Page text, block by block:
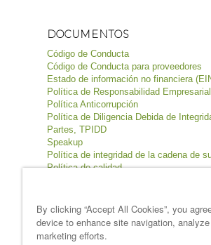
DOCUMENTOS
Código de Conducta
Código de Conducta para proveedores
Estado de información no financiera
Política de Responsabilidad Empresarial
Política Anticorrupción
Política de Diligencia Debida de
Partes, TPIDD
Speakup
Política de integridad de la cadena de
Política de calidad
Política de medio ambiente
Términos & condiciones
Aviso legal
By clicking “Accept All Cookies”, you
device to enhance site navigation,
marketing efforts.